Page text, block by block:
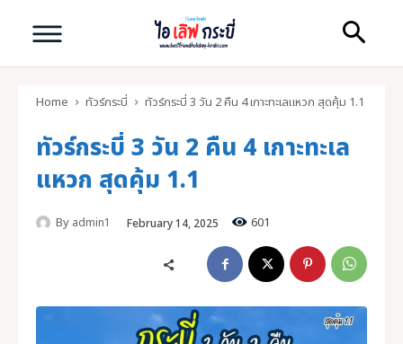
Search
Search
ทัวร์กระบี่ คุณภาพดี
ไอ เลิฟ กระบี่
Home ทัวร์กระบี่ ทัวร์กระบี่ 3 วัน 2 คืน 4 เกาะทะเลแหวก สุดคุ้ม 1.1
ทัวร์กระบี่ 3 วัน 2 คืน 4 เกาะทะเล
แหวก สุดคุ้ม 1.1
By admin1 February 14, 2025 601